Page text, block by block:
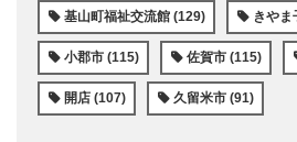
基山町福祉交流館 (129) きや
小郡市 (115) 佐賀市 (115)
開店 (107) 久留米市 (91)